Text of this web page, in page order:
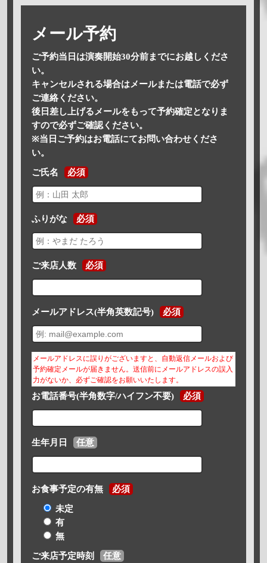
メール予約
ご予約当日は演奏開始30分前までにお越しくださ
い。
キャンセルされる場合はメールまたは電話で必ず
ご連絡ください。
後日差し上げるメールをもって予約確定となりま
すので必ずご確認ください。
※当日ご予約はお電話にてお問い合わせくださ
い。
ご氏名 必須
ふりがな 必須
ご来店人数 必須
メールアドレス(半角英数記号) 必須
メールアドレスに誤りがございますと、自動返信メールおよび
予約確定メールが届きません。送信前にメールアドレスの誤入
力がないか、必ずご確認をお願いいたします。
お電話番号(半角数字/ハイフン不要) 必須
生年月日 任意
お食事予定の有無 必須
未定
有
無
ご来店予定時刻 任意